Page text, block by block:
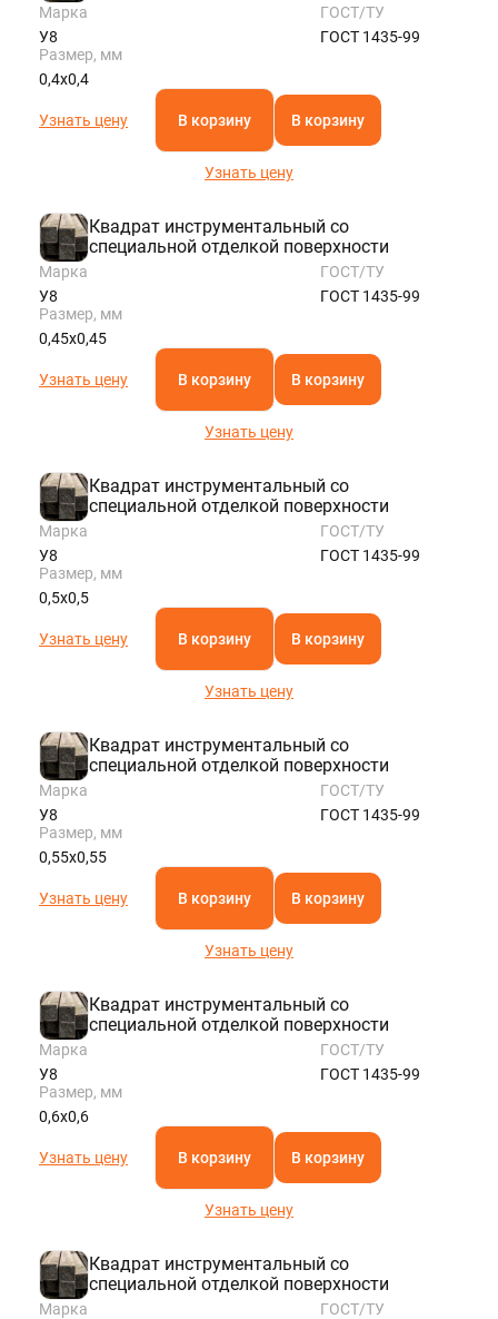
Марка
У8
ГОСТ/ТУ
ГОСТ 1435-99
Размер, мм
0,4х0,4
Узнать цену В корзину В корзину
Узнать цену
Квадрат инструментальный со
специальной отделкой поверхности
Марка
У8
ГОСТ/ТУ
ГОСТ 1435-99
Размер, мм
0,45х0,45
Узнать цену В корзину В корзину
Узнать цену
Квадрат инструментальный со
специальной отделкой поверхности
Марка
У8
ГОСТ/ТУ
ГОСТ 1435-99
Размер, мм
0,5х0,5
Узнать цену В корзину В корзину
Узнать цену
Квадрат инструментальный со
специальной отделкой поверхности
Марка
У8
ГОСТ/ТУ
ГОСТ 1435-99
Размер, мм
0,55х0,55
Узнать цену В корзину В корзину
Узнать цену
Квадрат инструментальный со
специальной отделкой поверхности
Марка
У8
ГОСТ/ТУ
ГОСТ 1435-99
Размер, мм
0,6х0,6
Узнать цену В корзину В корзину
Узнать цену
Квадрат инструментальный со
специальной отделкой поверхности
Марка
ГОСТ/ТУ